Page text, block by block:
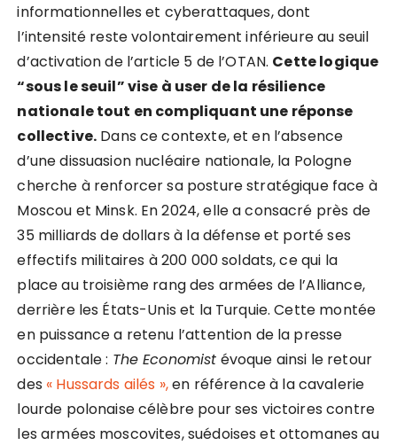
informationnelles et cyberattaques, dont
l’intensité reste volontairement inférieure au seuil
d’activation de l’article 5 de l’OTAN. Cette logique
“sous le seuil” vise à user de la résilience
nationale tout en compliquant une réponse
collective. Dans ce contexte, et en l’absence
d’une dissuasion nucléaire nationale, la Pologne
cherche à renforcer sa posture stratégique face à
Moscou et Minsk. En 2024, elle a consacré près de
35 milliards de dollars à la défense et porté ses
effectifs militaires à 200 000 soldats, ce qui la
place au troisième rang des armées de l’Alliance,
derrière les États-Unis et la Turquie. Cette montée
en puissance a retenu l’attention de la presse
occidentale : The Economist évoque ainsi le retour
des « Hussards ailés »,en référence à la cavalerie
lourde polonaise célèbre pour ses victoires contre
les armées moscovites, suédoises et ottomanes au